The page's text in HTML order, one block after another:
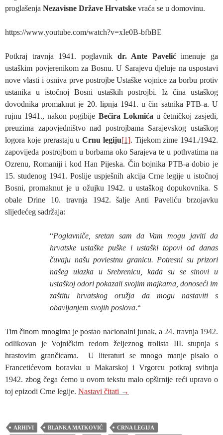
proglašenja Nezavisne Države Hrvatske vraća se u domovinu.
https://www.youtube.com/watch?v=xIe0B-bfbBE
Potkraj travnja 1941. poglavnik dr. Ante Pavelićimenuje ga
ustaškim povjerenikom za Bosnu. U Sarajevu djeluje na uspostavi
nove vlasti i osniva prve postrojbe Ustaške vojnice za borbu protiv
ustanika u istočnoj Bosni ustaških postrojbi. Iz čina ustaškog
dovodnika promaknut je 20. lipnja 1941. u čin satnika PTB-a. U
rujnu 1941., nakon pogibije Bećira Lokmića u četničkoj zasjedi,
preuzima zapovjedništvo nad postrojbama Sarajevskog ustaškog
logora koje prerastaju u Crnu legiju[1]. Tijekom zime 1941./1942.
zapovijeda postrojbom u borbama oko Sarajeva te u pothvatima na
Ozrenu, Romaniji i kod Han Pijeska. Čin bojnika PTB-a dobio je
15. studenog 1941. Poslije uspješnih akcija Crne legije u istočnoj
Bosni, promaknut je u ožujku 1942. u ustaškog dopukovnika. S
obale Drine 10. travnja 1942. šalje Anti Paveliću brzojavku
slijedećeg sadržaja:
“Poglavniče, sretan sam da Vam mogu javiti da
hrvatske ustaške puške i ustaški topovi od danas
čuvaju našu poviestnu granicu. Potresni su prizori
našeg ulazka u Srebrenicu, kada su se sinovi u
ustaškoj odori pokazali svojim majkama, donoseći im
zaštitu hrvatskog oružja da mogu nastaviti s
obavljanjem svojih poslova.“
Tim činom mnogima je postao nacionalni junak, a 24. travnja 1942.
odlikovan je Vojničkim redom željeznog trolista III. stupnja s
hrastovim grančicama. U literaturi se mnogo manje pisalo o
Francetićevom boravku u Makarskoj i Vrgorcu potkraj svibnja
1942. zbog čega ćemo u ovom tekstu malo opširnije reći upravo o
toj epizodi Crne legije. Nastavi čitati NALAZI LI SE GROB
→
ARHIVI BLANKA MATKOVIĆ
CRNA LEGIJA